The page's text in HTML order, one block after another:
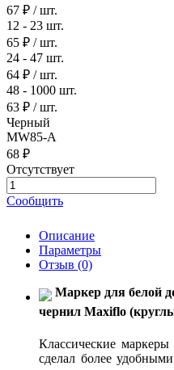
67 ₽ / шт.
12 - 23 шт.
65 ₽ / шт.
24 - 47 шт.
64 ₽ / шт.
48 - 1000 шт.
63 ₽ / шт.
Черный
MW85-A
68 ₽
Отсутствует
Сообщить
Описание
Параметры
Отзыв (0)
Маркер для белой
чернил Maxiflo
Классические
сделал более